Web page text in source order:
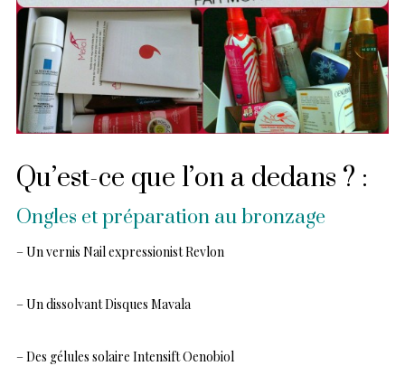
Qu’est-ce que l’on a dedans ? :
Ongles et préparation au bronzage
– Un vernis Nail expressionist Revlon
– Un dissolvant Disques Mavala
– Des gélules solaire Intensift Oenobiol